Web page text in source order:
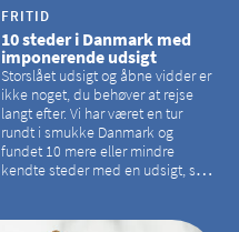
FRITID
10 steder i Danmark med
imponerende udsigt
Storslået udsigt og åbne vidder er
ikke noget, du behøver at rejse
langt efter. Vi har været en tur
rundt i smukke Danmark og
fundet 10 mere eller mindre
kendte steder med en udsigt, som